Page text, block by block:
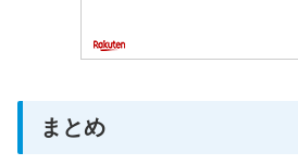
まとめ